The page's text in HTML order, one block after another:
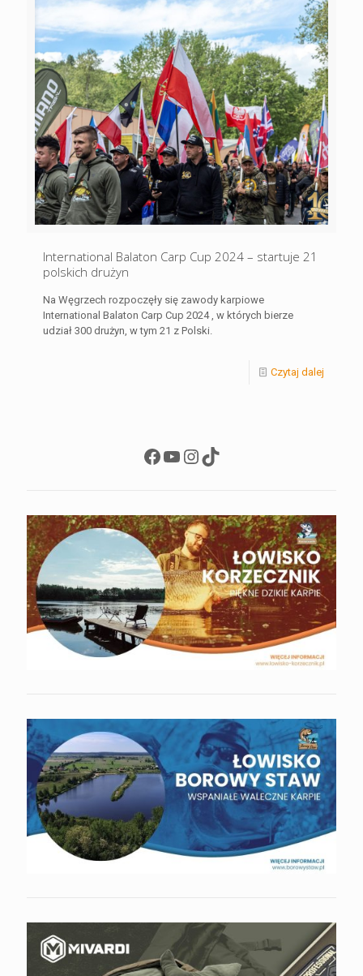
International Balaton Carp Cup 2024 – startuje 21
polskich drużyn
Na Węgrzech rozpoczęły się zawody karpiowe
International Balaton Carp Cup 2024 , w których bierze
udział 300 drużyn, w tym 21 z Polski.
Czytaj dalej
Facebook
YouTube
Instagram
TikTok